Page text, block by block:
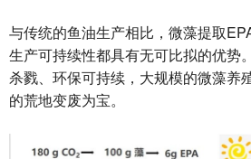
与传统的鱼油生产相比，微藻提取
生产可持续性都具有无可比拟的优势
杀戮、环保可持续，大规模的微藻养
的荒地变废为宝。